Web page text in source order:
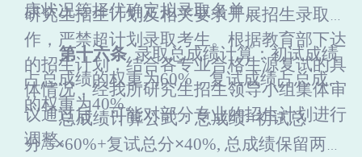
康状况等择优确定拟录取名单。
研究生招生计划及相关要求开展招生录取工
作，严禁超计划录取考生。根据教育部下达
的招生计划，结合各专业合格生源复试的具
体情况，经我所研究生招生领导小组集体审
议通过后，可能对部分专业的招生计划进行
调整。
第十六条 录取总成绩计算：初试成绩
占总成绩的权重为60%，复试成绩占总成绩
的权重为40%。
总成绩计算公式：总成绩=初试总
分/5×60%+复试总分×40%, 总成绩保留两位